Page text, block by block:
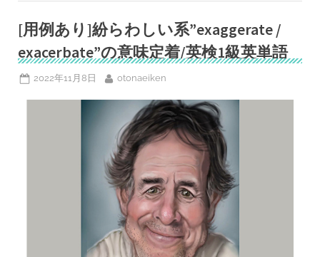
定
英
検
級
英
単
語
る
[用例あり]紛らわしい系”exaggerate /
exacerbate”の意味定着/英検1級英単語
Posted
2022年11月8日 By
otonaeiken